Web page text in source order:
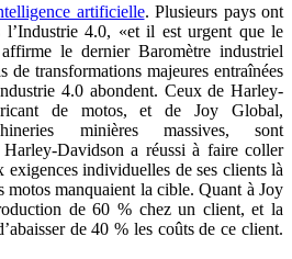
artificielle. Plusieurs pays ont
4.0, «et il est urgent que le
le dernier Baromètre industriel
de transformations majeures entraînées
4.0 abondent. Ceux de Harley-
de motos, et de Joy Global,
minières massives, sont
Harley-Davidson a réussi à faire coller
exigences individuelles de ses clients là
motos manquaient la cible. Quant à Joy
de 60 % chez un client, et la
de 40 % les coûts de ce client.